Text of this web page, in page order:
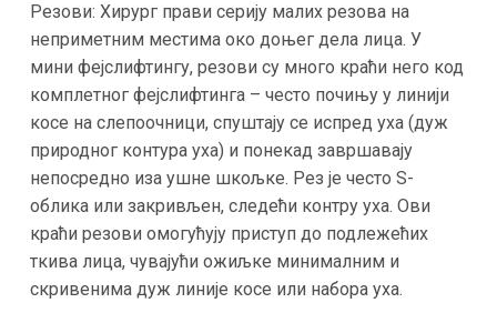
Резови: Хирург прави серију малих резова на
неприметним местима око доњег дела лица. У
мини фејслифтингу, резови су много краћи него код
комплетног фејслифтинга – често почињу у линији
косе на слепоочници, спуштају се испред уха (дуж
природног контура уха) и понекад завршавају
непосредно иза ушне шкољке​. Рез је често S-
облика или закривљен, следећи контру уха. Ови
краћи резови омогућују приступ до подлежећих
ткива лица, чувајући ожиљке минималним и
скривенима дуж линије косе или набора уха.